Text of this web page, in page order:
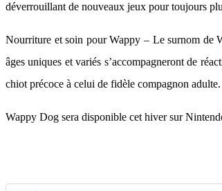
déverrouillant de nouveaux jeux pour toujours
Nourriture et soin pour Wappy – Le surnom de
âges uniques et variés s’accompagneront de
chiot précoce à celui de fidèle compagnon adulte.
Wappy Dog sera disponible cet hiver sur